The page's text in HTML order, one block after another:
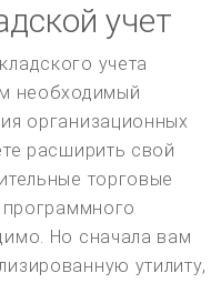
учет
учета
необходимый
организационных
расширить свой
торговые
Но сначала вам
утилиту,